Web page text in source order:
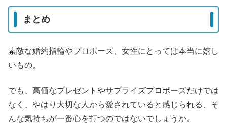
まとめ
素敵な婚約指輪やプロポーズ、女性にとっては本当に嬉し
いもの。
でも、高価なプレゼントやサプライズプロポーズだけでは
なく、やはり大切な人から愛されていると感じられる、そ
んな気持ちが一番心を打つのではないでしょうか。